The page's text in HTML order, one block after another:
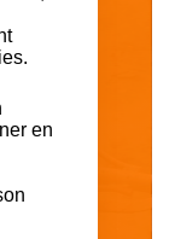
en